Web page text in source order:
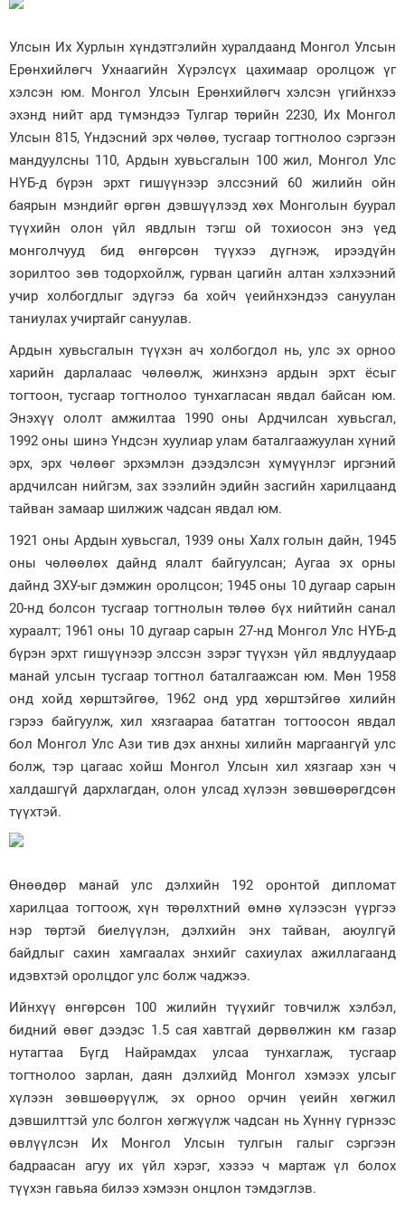
Улсын Их Хурлын хүндэтгэлийн хуралдаанд Монгол Улсын
Ерөнхийлөгч Ухнаагийн Хүрэлсүх цахимаар оролцож үг
хэлсэн юм. Монгол Улсын Ерөнхийлөгч хэлсэн үгийнхээ
эхэнд нийт ард түмэндээ Тулгаp төрийн 2230, Их Монгол
Улсын 815, Үндэсний эрх чөлөө, тусгаар тогтнолоо сэргээн
мандуулсны 110, Ардын хувьсгалын 100 жил, Монгол Улс
НҮБ-д бүрэн эрхт гишүүнээр элссэний 60 жилийн ойн
баярын мэндийг өргөн дэвшүүлээд хөх Монголын буурал
түүхийн олон үйл явдлын тэгш ой тохиосон энэ үед
монголчууд бид өнгөрсөн түүхээ дүгнэж, ирээдүйн
зорилтоо зөв тодорхойлж, гурван цагийн алтан хэлхээний
учир холбогдлыг эдүгээ ба хойч үеийнхэндээ сануулан
таниулах учиртайг сануулав.
Ардын хувьсгалын түүхэн ач холбогдол нь, улс эх орноо
харийн дарлалаас чөлөөлж, жинхэнэ ардын эрхт ёсыг
тогтоон, тусгаар тогтнолоо тунхагласан явдал байсан юм.
Энэхүү ололт амжилтаа 1990 оны Ардчилсан хувьсгал,
1992 оны шинэ Үндсэн хуулиар улам баталгаажуулан хүний
эрх, эрх чөлөөг эрхэмлэн дээдэлсэн хүмүүнлэг иргэний
ардчилсан нийгэм, зах зээлийн эдийн засгийн харилцаанд
тайван замаар шилжиж чадсан явдал юм.
1921 оны Ардын хувьсгал, 1939 оны Халх голын дайн, 1945
оны чөлөөлөх дайнд ялалт байгуулсан; Аугаа эх орны
дайнд ЗХУ-ыг дэмжин оролцсон; 1945 оны 10 дугаар сарын
20-нд болсон тусгаар тогтнолын төлөө бүх нийтийн санал
хураалт; 1961 оны 10 дугаар сарын 27-нд Монгол Улс НҮБ-д
бүрэн эрхт гишүүнээр элссэн зэрэг түүхэн үйл явдлуудаар
манай улсын тусгаар тогтнол баталгаажсан юм. Мөн 1958
онд хойд хөрштэйгөө, 1962 онд урд хөрштэйгөө хилийн
гэрээ байгуулж, хил хязгаараа бататган тогтоосон явдал
бол Монгол Улс Ази тив дэх анхны хилийн маргаангүй улс
болж, тэр цагаас хойш Монгол Улсын хил хязгаар хэн ч
халдашгүй дархлагдан, олон улсад хүлээн зөвшөөрөгдсөн
түүхтэй.
Өнөөдөр манай улс дэлхийн 192 оронтой дипломат
харилцаа тогтоож, хүн төрөлхтний өмнө хүлээсэн үүргээ
нэр төртэй биелүүлэн, дэлхийн энх тайван, аюулгүй
байдлыг сахин хамгаалах энхийг сахиулах ажиллагаанд
идэвхтэй оролцдог улс болж чаджээ.
Ийнхүү өнгөрсөн 100 жилийн түүхийг товчилж хэлбэл,
бидний өвөг дээдэс 1.5 сая хавтгай дөрвөлжин км газар
нутагтаа Бүгд Найрамдах улсаа тунхаглаж, тусгаар
тогтнолоо зарлан, даян дэлхийд Монгол хэмээх улсыг
хүлээн зөвшөөрүүлж, эх орноо орчин үеийн хөгжил
дэвшилттэй улс болгон хөгжүүлж чадсан нь Хүннү гүрнээс
өвлүүлсэн Их Монгол Улсын тулгын галыг сэргээн
бадраасан агуу их үйл хэрэг, хэзээ ч мартаж үл болох
түүхэн гавьяа билээ хэмээн онцлон тэмдэглэв.